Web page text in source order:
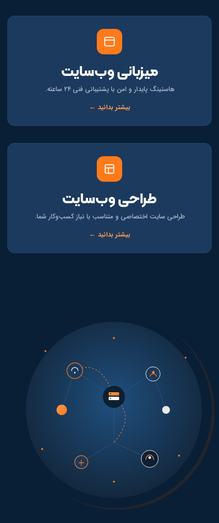
میزبانی وب‌سایت
هاستینگ پایدار و امن با پشتیبانی فنی ۲۴ ساعته.
بیشتر بدانید ←
طراحی وب‌سایت
طراحی سایت اختصاصی و متناسب با نیاز کسب‌وکار شما.
بیشتر بدانید ←